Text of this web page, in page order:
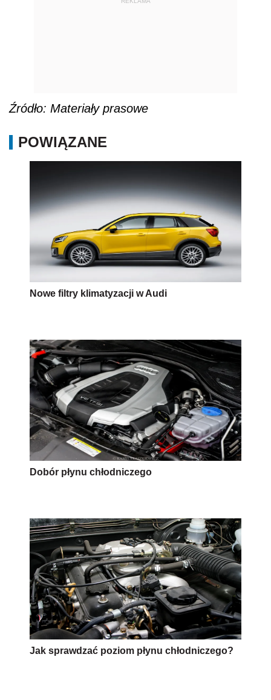
Źródło: Materiały prasowe
POWIĄZANE
Nowe filtry klimatyzacji w Audi
Dobór płynu chłodniczego
Jak sprawdzać poziom płynu chłodniczego?